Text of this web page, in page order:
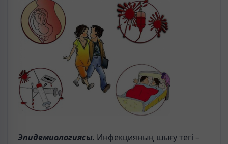
Эпидемиологиясы. Инфекцияның шығу тегі –